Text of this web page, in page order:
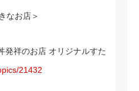
なお店＞
発祥のお店 オリジナルすた
21432